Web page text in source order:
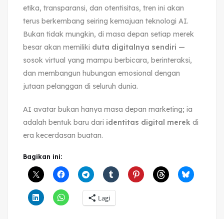
etika, transparansi, dan otentisitas, tren ini akan
terus berkembang seiring kemajuan teknologi AI.
Bukan tidak mungkin, di masa depan setiap merek
besar akan memiliki duta digitalnya sendiri —
sosok virtual yang mampu berbicara, berinteraksi,
dan membangun hubungan emosional dengan
jutaan pelanggan di seluruh dunia.
AI avatar bukan hanya masa depan marketing; ia
adalah bentuk baru dari identitas digital merek di
era kecerdasan buatan.
Bagikan ini:
Lagi